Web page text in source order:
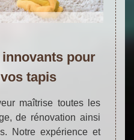
pour
tapis
maîtrise toutes les
de rénovation ainsi
Notre expérience et